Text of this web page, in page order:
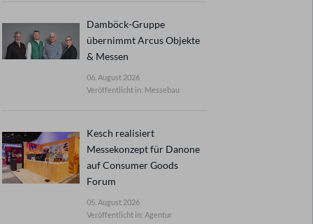
Damböck-Gruppe
übernimmt Arcus Objekte
& Messen
06. August 2026
Veröffentlicht in: Messebau
Kesch realisiert
Messekonzept für Danone
auf Consumer Goods
Forum
05. August 2026
Veröffentlicht in: Agentur